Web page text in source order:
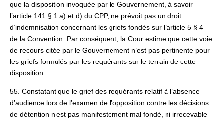
que la disposition invoquée par le Gouvernement, à savoir
l’article 141 § 1 a) et d) du CPP, ne prévoit pas un droit
d’indemnisation concernant les griefs fondés sur l’article 5 § 4
de la Convention. Par conséquent, la Cour estime que cette voie
de recours citée par le Gouvernement n’est pas pertinente pour
les griefs formulés par les requérants sur le terrain de cette
disposition.
55. Constatant que le grief des requérants relatif à l’absence
d’audience lors de l’examen de l’opposition contre les décisions
de détention n’est pas manifestement mal fondé, ni irrecevable